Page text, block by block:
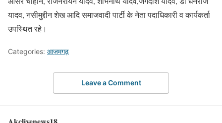
यादव, नसीमुद्दीन शेख आदि समाजवादी पार्टी के नेता पदाधिकारी व कार्यकर्ता
उपस्थित रहे।
Categories: आज़मगढ़
Leave a Comment